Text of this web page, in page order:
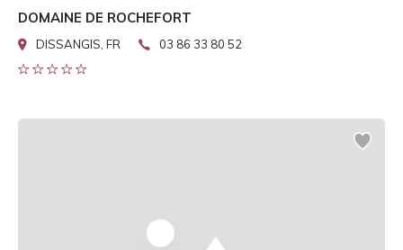
DOMAINE DE ROCHEFORT
DISSANGIS, FR 03 86 33 80 52